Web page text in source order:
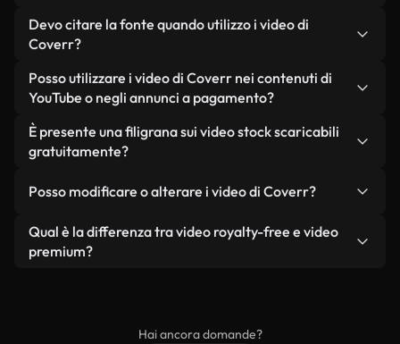
mantengono alta la qualità, riducono al minimo i
tempi di caricamento e migliorano parametri
come LCP.
Puoi crearne uno all'istante utilizzando Coverr AI
Studio. Ti basta descrivere la scena, ad esempio
pochi secondi un video personalizzato in
conformità con i nostri standard di licenza.
Devo citare la fonte quando utilizzo i video di
Coverr?
Non è richiesto alcun riconoscimento dell'autore.
Tutti i video presenti nella nostra libreria sono
senza citare il creatore, sebbene sia sempre
gradito.
Posso utilizzare i video di Coverr nei contenuti di
YouTube o negli annunci a pagamento?
Sì. Tutti i filmati di Coverr possono essere utilizzati
in video monetizzati su YouTube, promozioni sui
condizione che non si rivendano o ridistribuiscano
È presente una filigrana sui video stock scaricabili
gratuitamente?
reali o generati dall'intelligenza artificiale, include
filigrane. Avrai a disposizione filmati puliti e pronti
all'uso.
Posso modificare o alterare i video di Coverr?
Sì. Siete liberi di tagliare, ritagliare o remixare i
nostri video. Assicuratevi solo che il prodotto
Qual è la differenza tra video royalty-free e video
premium?
Hai ancora domande?